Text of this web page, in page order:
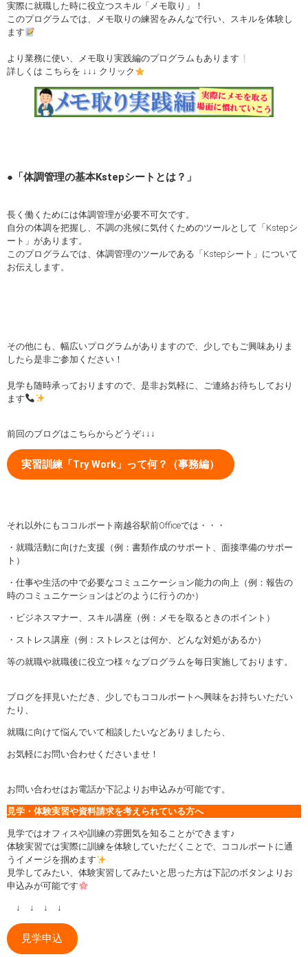
実際に就職した時に役立つスキル「メモ取り」！
このプログラムでは、メモ取りの練習をみんなで行い、スキルを体験し
ます
より業務に使い、メモ取り実践編のプログラムもあります
詳しくは こちらを ↓↓↓ クリック
●「体調管理の基本Kstepシートとは？」
長く働くためには体調管理が必要不可欠です。
自分の体調を把握し、不調の兆候に気付くためのツールとして「Kstepシ
ート」があります。
このプログラムでは、体調管理のツールである「Kstepシート」について
お伝えします。
その他にも、幅広いプログラムがありますので、少しでもご興味ありま
したら是非ご参加ください！
見学も随時承っておりますので、是非お気軽に、ご連絡お待ちしており
ます
前回のブログはこちらからどうぞ↓↓↓
実習訓練「Try Work」って何？（事務編）
それ以外にもココルポート南越谷駅前Officeでは・・・
・就職活動に向けた支援（例：書類作成のサポート、面接準備のサポー
ト）
・仕事や生活の中で必要なコミュニケーション能力の向上（例：報告の
時のコミュニケーションはどのように行うのか）
・ビジネスマナー、スキル講座（例：メモを取るときのポイント）
・ストレス講座（例：ストレスとは何か、どんな対処があるか）
等の就職や就職後に役立つ様々なプログラムを毎日実施しております。
ブログを拝見いただき、少しでもココルポートへ興味をお持ちいただい
たり、
就職に向けて悩んでいて相談したいなどありましたら、
お気軽にお問い合わせくださいませ！
お問い合わせはお電話か下記よりお申込みが可能です。
見学・体験実習や資料請求を考えられている方へ
見学ではオフィスや訓練の雰囲気を知ることができます♪
体験実習では実際に訓練を体験していただくことで、ココルポートに通
うイメージを掴めます
見学してみたい、体験実習してみたいと思った方は下記のボタンよりお
申込みが可能です
↓ ↓ ↓ ↓
見学申込